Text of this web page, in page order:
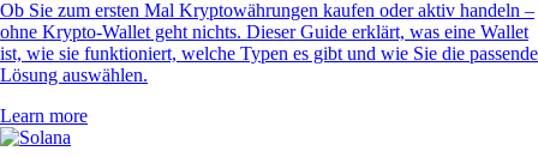
Ob Sie zum ersten Mal Kryptowährungen kaufen oder aktiv handeln –
ohne Krypto-Wallet geht nichts. Dieser Guide erklärt, was eine Wallet
ist, wie sie funktioniert, welche Typen es gibt und wie Sie die passende
Lösung auswählen.
Learn more